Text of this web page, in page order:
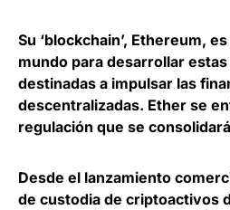
Su ‘blockchain’, Ethereum,
mundo para desarrollar
destinadas a impulsar las
descentralizadas. Ether se
regulación que se
Desde el lanzamiento
de custodia de criptoactivos